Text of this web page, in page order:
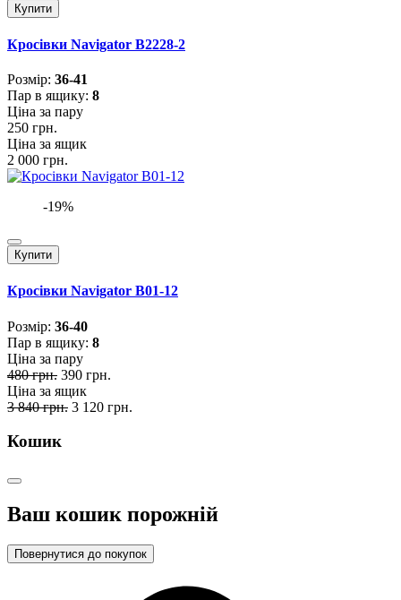
Купити
Кросівки Navigator B2228-2
Розмiр: 36-41
Пар в ящику: 8
Ціна за пару
250 грн.
Ціна за ящик
2 000 грн.
-19%
Купити
Кросівки Navigator B01-12
Розмiр: 36-40
Пар в ящику: 8
Ціна за пару
480 грн. 390 грн.
Ціна за ящик
3 840 грн. 3 120 грн.
Кошик
Ваш кошик порожній
Повернутися до покупок